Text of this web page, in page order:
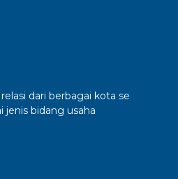
dari berbagai kota se
jenis bidang usaha